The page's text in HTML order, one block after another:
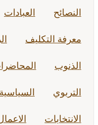
النصائح العبادات
معرفة التكليف
الذنوب
التربوي
الانتخابات الاعمال